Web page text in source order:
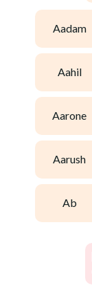
aadam
aahil
aarone
aarush
ab